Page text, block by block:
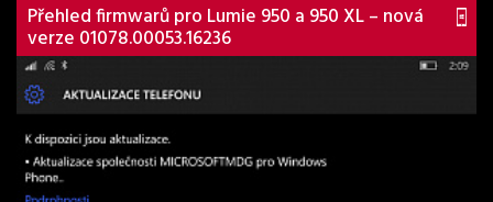
Přehled firmwarů pro Lumie 950 a 950 XL – nová
verze 01078.00053.16236